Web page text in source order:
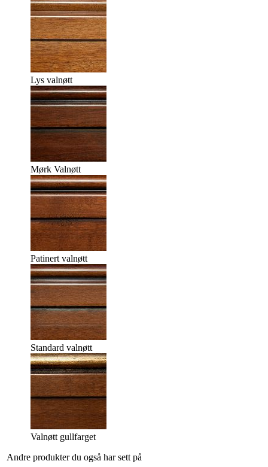
Lys valnøtt
Mørk Valnøtt
Patinert valnøtt
Standard valnøtt
Valnøtt gullfarget
Andre produkter du også har sett på